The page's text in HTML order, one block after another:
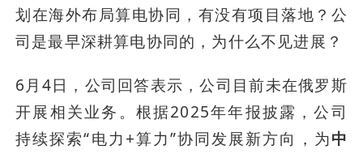
划在海外布局算电协同，有没有项目落地？公
司是最早深耕算电协同的，为什么不见进展？
6月4日，公司回答表示，公司目前未在俄罗斯
开展相关业务。根据2025年年报披露，公司
持续探索“电力+算力”协同发展新方向，为中